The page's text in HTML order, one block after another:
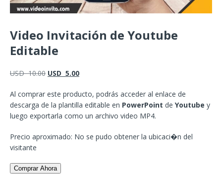
Video Invitación de Youtube
Editable
USD10.00 USD 5.00
Al comprar este producto, podrás acceder al enlace de
descarga de la plantilla editable en PowerPoint de Youtube y
luego exportarla como un archivo video MP4.
Precio aproximado: No se pudo obtener la ubicaci�n del
visitante
Comprar Ahora